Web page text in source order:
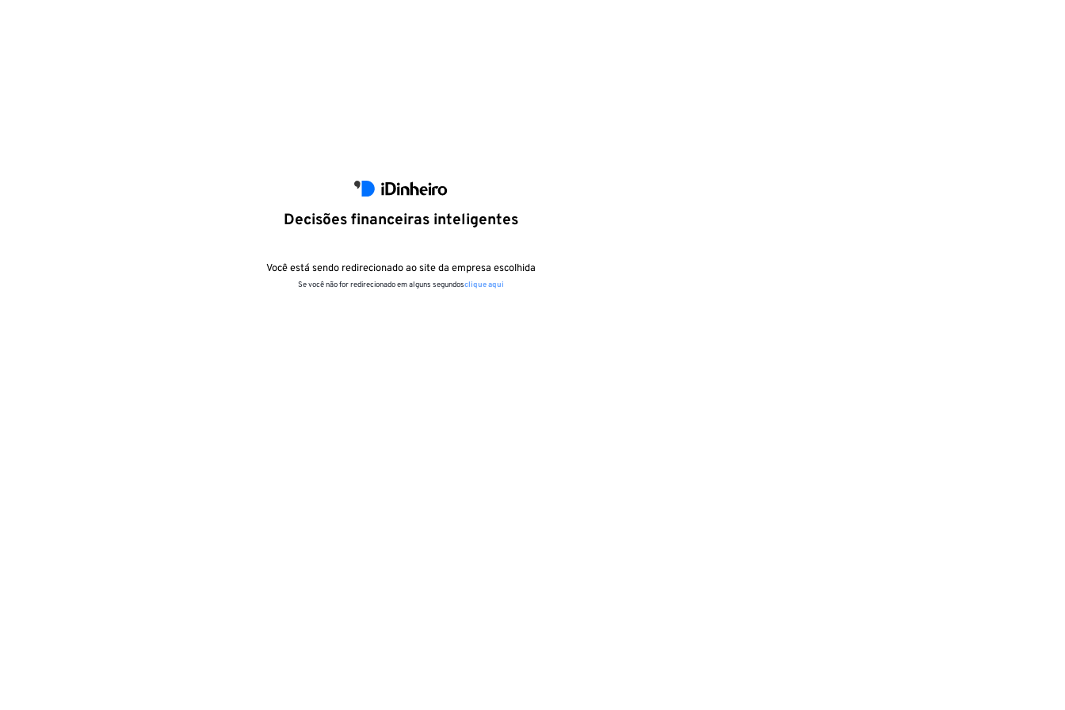
Decisões financeiras inteligentes
Você está sendo redirecionado ao site da empresa escolhida
Se você não for redirecionado em alguns segundosclique aqui